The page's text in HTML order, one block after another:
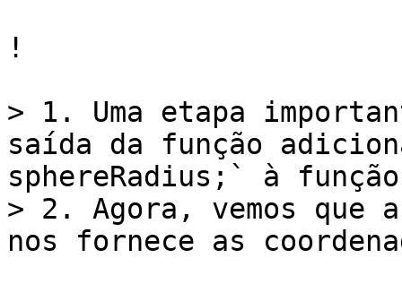
!
> 1. Uma etapa
saída da função
sphereRadius;` à
> 2. Agora, vemos que
nos fornece as